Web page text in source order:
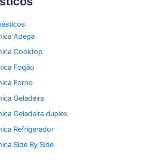
Adega
Cooktop
Fogão
Forno
Geladeira
Geladeira duplex
Refrigerador
Side By Side